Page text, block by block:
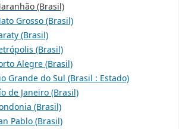
(Brasil)
Grosso (Brasil)
(Brasil)
(Brasil)
Alegre (Brasil)
Grande do Sul (Brasil : Estado)
de Janeiro (Brasil)
(Brasil)
Pablo (Brasil)